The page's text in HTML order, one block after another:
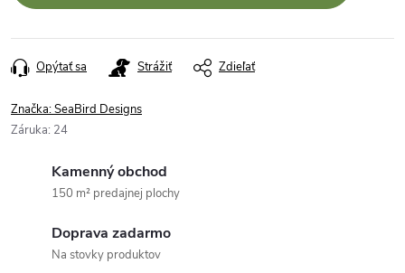
Opýtať sa Strážiť Zdieľať
Značka:SeaBird Designs
Záruka: 24
Kamenný obchod
150 m² predajnej plochy
Doprava zadarmo
Na stovky produktov